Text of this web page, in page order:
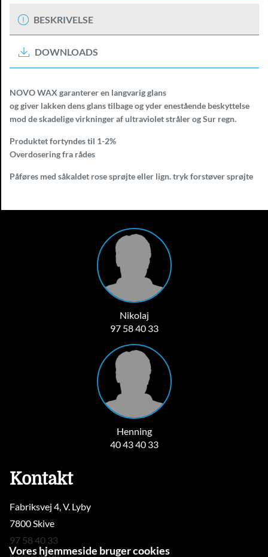
BESKRIVELSE
DOWNLOADS
NOVO WAX garanterer en langvarig glans
og giver lakken dens glans tilbage og yder enestående beskyttelse
mod de skadelige virkninger af ultraviolet stråler og Sur regn.
Produktet fortyndes til 1-2%
Overdosering fra rådes
Påføres med såkaldet rose sprøjte eller lign. tryk forstøver sprøjte
Nikolaj
97 58 40 33
Henning
40 43 40 33
Kontakt
Fabriksvej 4, V. Lyby
7800 Skive
97 58 40 33
Vores hjemmeside bruger cookies